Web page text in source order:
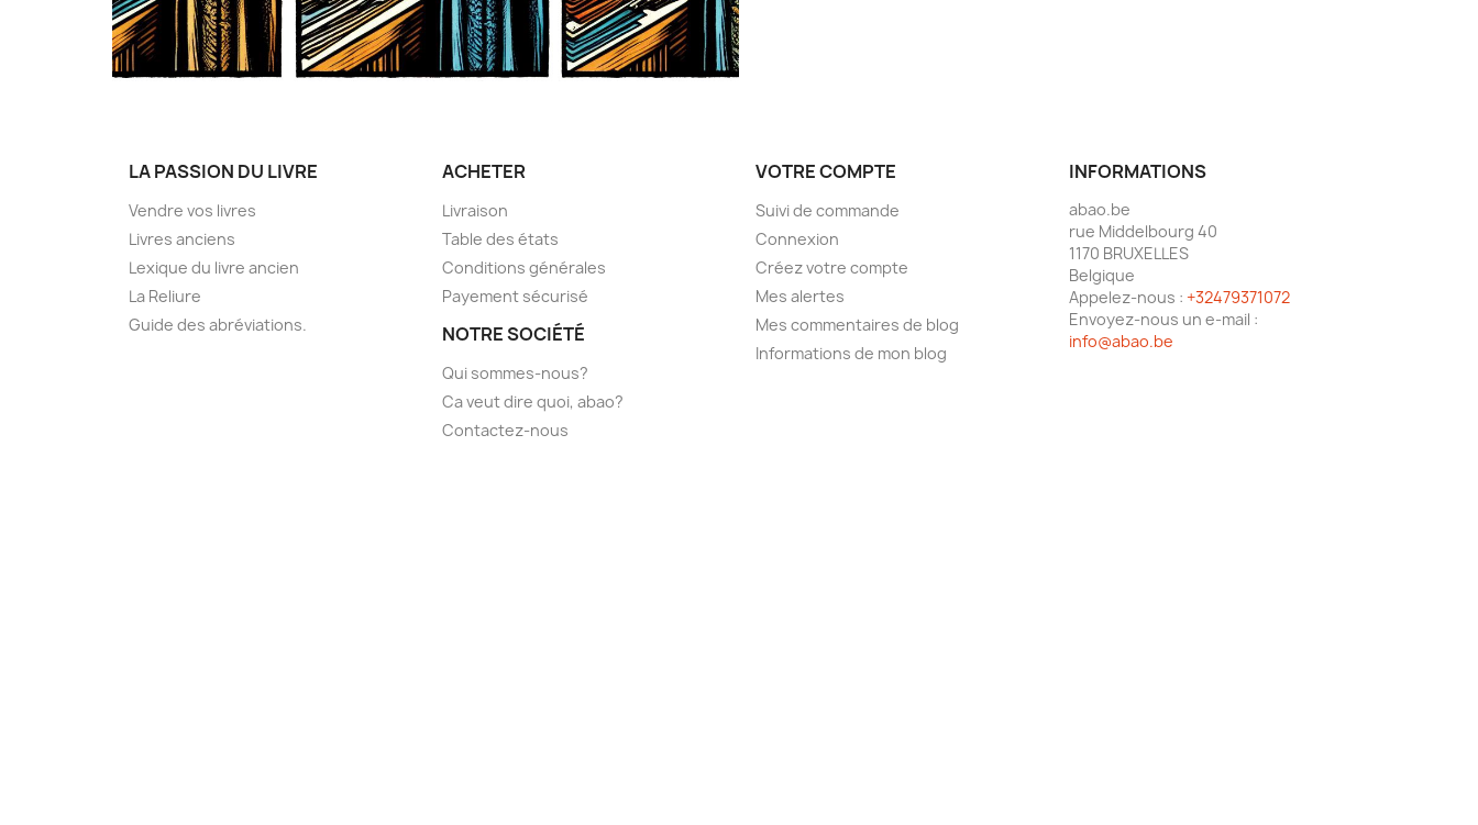
LA PASSION DU LIVRE
Vendre vos livres
Livres anciens
Lexique du livre ancien
La Reliure
Guide des abréviations.
ACHETER
Livraison
Table des états
Conditions générales
Payement sécurisé
NOTRE SOCIÉTÉ
Qui sommes-nous?
Ca veut dire quoi, abao?
Contactez-nous
VOTRE COMPTE
Suivi de commande
Connexion
Créez votre compte
Mes alertes
Mes commentaires de blog
Informations de mon blog
INFORMATIONS
abao.be
rue Middelbourg 40
1170 BRUXELLES
Belgique
Appelez-nous : +32479371072
Envoyez-nous un e-mail :
info@abao.be